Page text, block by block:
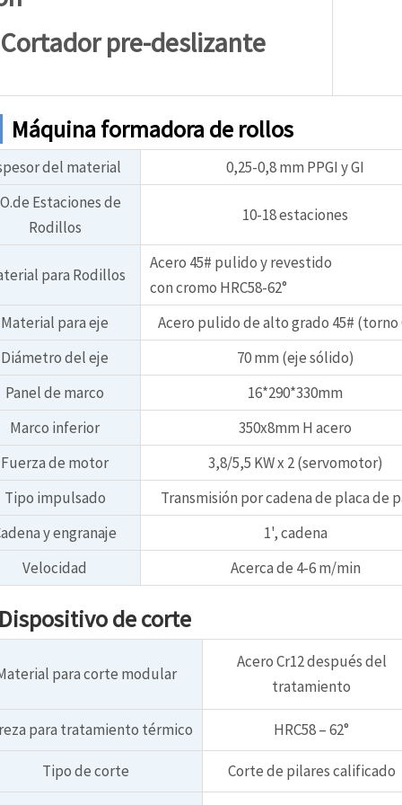
pre-deslizante
Máquina formadora de rollos
del material
0,25-0,8 mm PPGI y GI
Estaciones de
Rodillos
10-18 estaciones
para Rodillos
Acero 45# pulido y revestido
con cromo HRC58-62°
Material para eje
Acero pulido de alto grado 45# (torno
Diámetro del eje
70 mm (eje sólido)
Panel de marco
16*290*330mm
Marco inferior
350x8mm H acero
Fuerza de motor
3,8/5,5 KW x 2 (servomotor)
Tipo impulsado
Transmisión por cadena de placa de
y engranaje
1', cadena
Velocidad
Acerca de 4-6 m/min
Dispositivo de corte
para corte modular
Acero Cr12 después del
tratamiento
para tratamiento térmico HRC58 – 62°
Tipo de corte Corte de pilares calificado